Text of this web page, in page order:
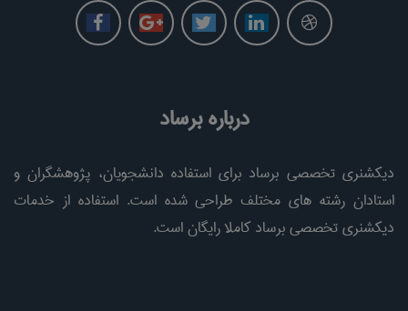
درباره برساد
دیکشنری تخصصی برساد برای استفاده دانشجویان، پژوهشگران و
استادان رشته های مختلف طراحی شده است. استفاده از خدمات
دیکشنری تخصصی برساد کاملا رایگان است.